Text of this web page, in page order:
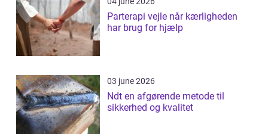
Parterapi vejle når kærligheden
har brug for hjælp
03 june 2026
Ndt en afgørende metode til
sikkerhed og kvalitet